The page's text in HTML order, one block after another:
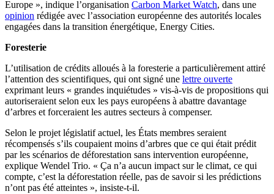
Europe », indique l’organisation Carbon Market Watch, dans une
opinion rédigée avec l’association européenne des autorités locales
engagées dans la transition énergétique, Energy Cities.
Foresterie
L’utilisation de crédits alloués à la foresterie a particulièrement attiré
l’attention des scientifiques, qui ont signé une lettre ouverte
exprimant leurs « grandes inquiétudes » vis-à-vis de propositions qui
autoriseraient selon eux les pays européens à abattre davantage
d’arbres et forceraient les autres secteurs à compenser.
Selon le projet législatif actuel, les États membres seraient
récompensés s’ils coupaient moins d’arbres que ce qui était prédit
par les scénarios de déforestation sans intervention européenne,
explique Wendel Trio. « Ça n’a aucun impact sur le climat, ce qui
compte, c’est la déforestation réelle, pas de savoir si les prédictions
n’ont pas été atteintes », insiste-t-il.